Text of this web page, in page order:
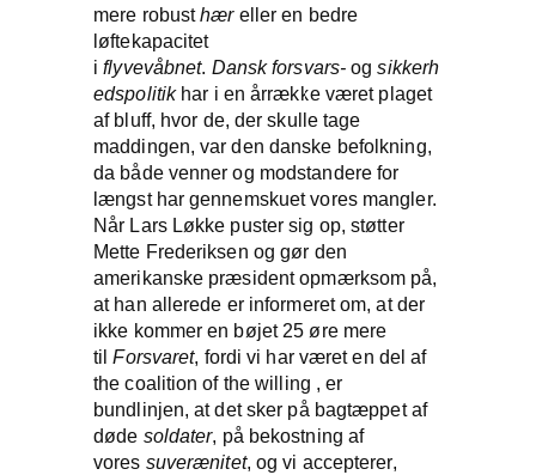
mere robusthæreller en bedre
løftekapacitet
iflyvevåbnet. Dansk forsvars- og sikkerh
edspolitikhar i en årrække været plaget
af bluff, hvor de, der skulle tage
maddingen, var den danske befolkning,
da både venner og modstandere for
længst har gennemskuet vores mangler.
Når Lars Løkke puster sig op, støtter
Mette Frederiksen og gør den
amerikanske præsident opmærksom på,
at han allerede er informeret om, at der
ikke kommer en bøjet 25 øre mere
til Forsvaret, fordi vi har været en del af
the coalition of the willing , er
bundlinjen, at det sker på bagtæppet af
døde soldater, på bekostning af
vores suverænitet, og vi accepterer,